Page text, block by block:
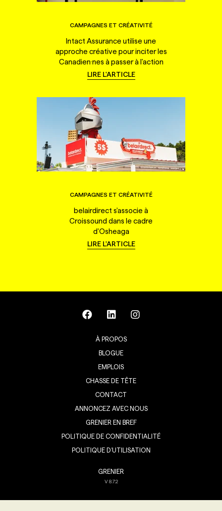
CAMPAGNES ET CRÉATIVITÉ
Intact Assurance utilise une
approche créative pour inciter les
Canadien·nes à passer à l'action
LIRE L'ARTICLE
CAMPAGNES ET CRÉATIVITÉ
belairdirect s'associe à
Croissound dans le cadre
d'Osheaga
LIRE L'ARTICLE
À PROPOS
BLOGUE
EMPLOIS
CHASSE DE TÊTE
CONTACT
ANNONCEZ AVEC NOUS
GRENIER EN BREF
POLITIQUE DE CONFIDENTIALITÉ
POLITIQUE D’UTILISATION
GRENIER
V8.7.2